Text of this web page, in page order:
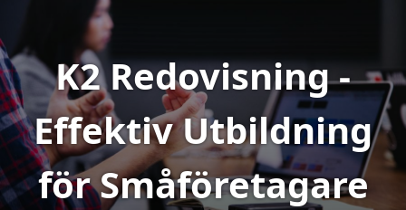
K2 Redovisning -
Effektiv Utbildning
för Småföretagare